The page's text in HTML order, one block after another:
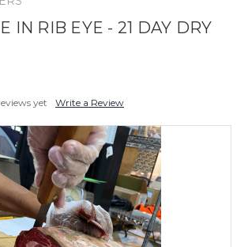
IN RIB EYE - 21 DAY DRY
yet Write a Review